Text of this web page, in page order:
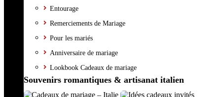
Entourage
Remerciements de Mariage
Pour les mariés
Anniversaire de mariage
Lookbook Cadeaux de mariage
Souvenirs romantiques & artisanat italien